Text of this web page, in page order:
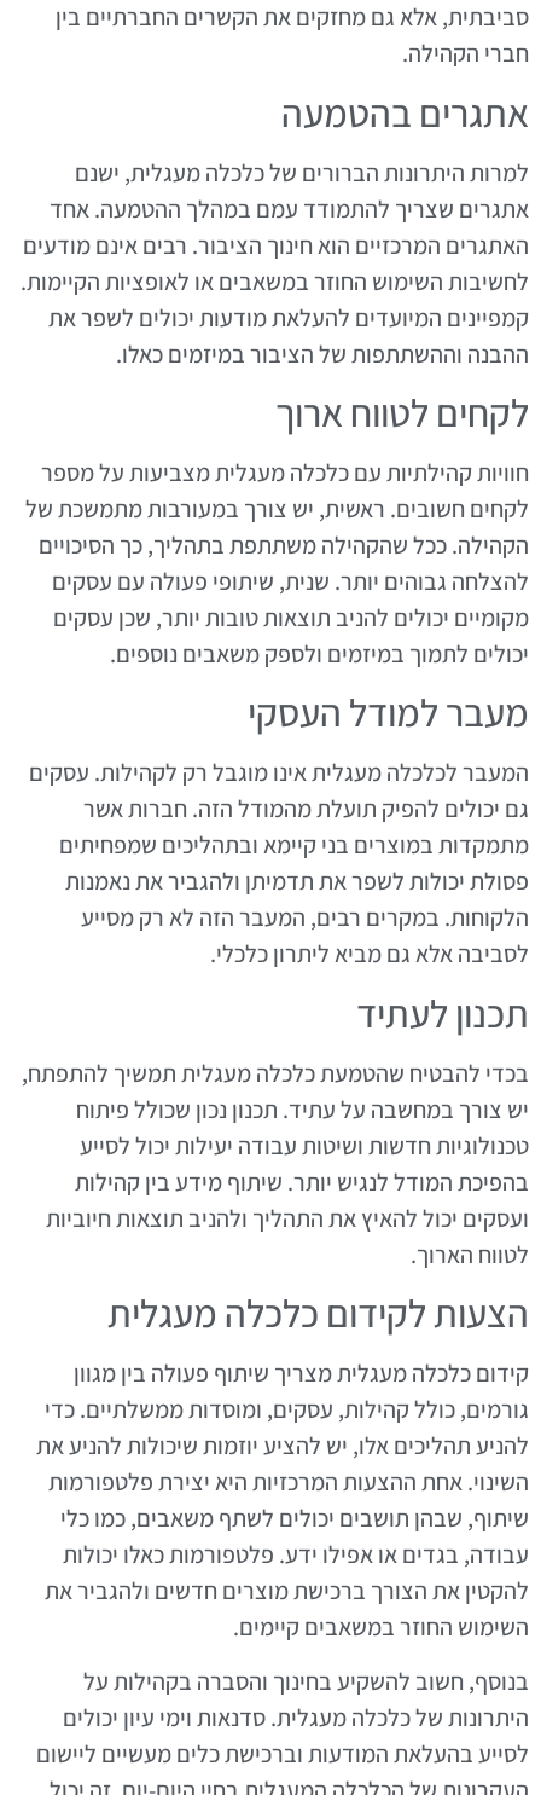
סביבתית, אלא גם מחזקים את הקשרים החברתיים בין
חברי הקהילה.
אתגרים בהטמעה
למרות היתרונות הברורים של כלכלה מעגלית, ישנם
אתגרים שצריך להתמודד עמם במהלך ההטמעה. אחד
האתגרים המרכזיים הוא חינוך הציבור. רבים אינם מודעים
לחשיבות השימוש החוזר במשאבים או לאופציות הקיימות.
קמפיינים המיועדים להעלאת מודעות יכולים לשפר את
ההבנה וההשתתפות של הציבור במיזמים כאלו.
לקחים לטווח ארוך
חוויות קהילתיות עם כלכלה מעגלית מצביעות על מספר
לקחים חשובים. ראשית, יש צורך במעורבות מתמשכת של
הקהילה. ככל שהקהילה משתתפת בתהליך, כך הסיכויים
להצלחה גבוהים יותר. שנית, שיתופי פעולה עם עסקים
מקומיים יכולים להניב תוצאות טובות יותר, שכן עסקים
יכולים לתמוך במיזמים ולספק משאבים נוספים.
מעבר למודל העסקי
המעבר לכלכלה מעגלית אינו מוגבל רק לקהילות. עסקים
גם יכולים להפיק תועלת מהמודל הזה. חברות אשר
מתמקדות במוצרים בני קיימא ובתהליכים שמפחיתים
פסולת יכולות לשפר את תדמיתן ולהגביר את נאמנות
הלקוחות. במקרים רבים, המעבר הזה לא רק מסייע
לסביבה אלא גם מביא ליתרון כלכלי.
תכנון לעתיד
בכדי להבטיח שהטמעת כלכלה מעגלית תמשיך להתפתח,
יש צורך במחשבה על עתיד. תכנון נכון שכולל פיתוח
טכנולוגיות חדשות ושיטות עבודה יעילות יכול לסייע
בהפיכת המודל לנגיש יותר. שיתוף מידע בין קהילות
ועסקים יכול להאיץ את התהליך ולהניב תוצאות חיוביות
לטווח הארוך.
הצעות לקידום כלכלה מעגלית
קידום כלכלה מעגלית מצריך שיתוף פעולה בין מגוון
גורמים, כולל קהילות, עסקים, ומוסדות ממשלתיים. כדי
להניע תהליכים אלו, יש להציע יוזמות שיכולות להניע את
השינוי. אחת ההצעות המרכזיות היא יצירת פלטפורמות
שיתוף, שבהן תושבים יכולים לשתף משאבים, כמו כלי
עבודה, בגדים או אפילו ידע. פלטפורמות כאלו יכולות
להקטין את הצורך ברכישת מוצרים חדשים ולהגביר את
השימוש החוזר במשאבים קיימים.
בנוסף, חשוב להשקיע בחינוך והסברה בקהילות על
היתרונות של כלכלה מעגלית. סדנאות וימי עיון יכולים
לסייע בהעלאת המודעות וברכישת כלים מעשיים ליישום